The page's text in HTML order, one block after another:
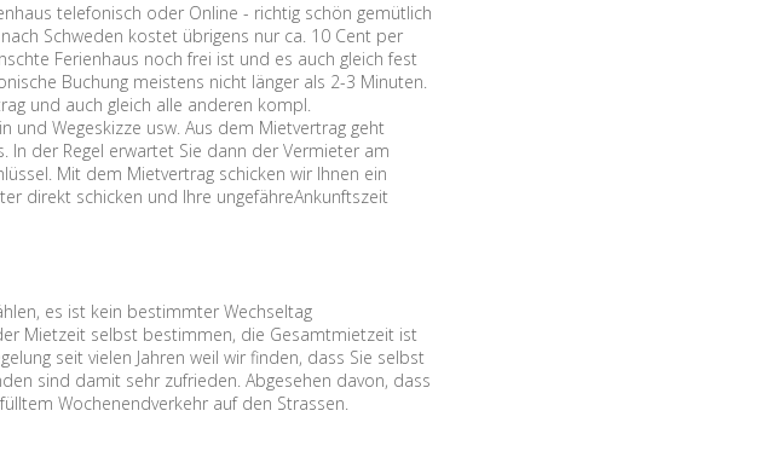
telefonisch oder Online - richtig schön gemütlich
Schweden kostet übrigens nur ca. 10 Cent per
Ferienhaus noch frei ist und es auch gleich fest
Buchung meistens nicht länger als 2-3 Minuten.
und auch gleich alle anderen kompl.
und Wegeskizze usw. Aus dem Mietvertrag geht
der Regel erwartet Sie dann der Vermieter am
Mit dem Mietvertrag schicken wir Ihnen ein
direkt schicken und Ihre ungefähreAnkunftszeit
es ist kein bestimmter Wechseltag
Mietzeit selbst bestimmen, die Gesamtmietzeit ist
seit vielen Jahren weil wir finden, dass Sie selbst
sind damit sehr zufrieden. Abgesehen davon, dass
Wochenendverkehr auf den Strassen.